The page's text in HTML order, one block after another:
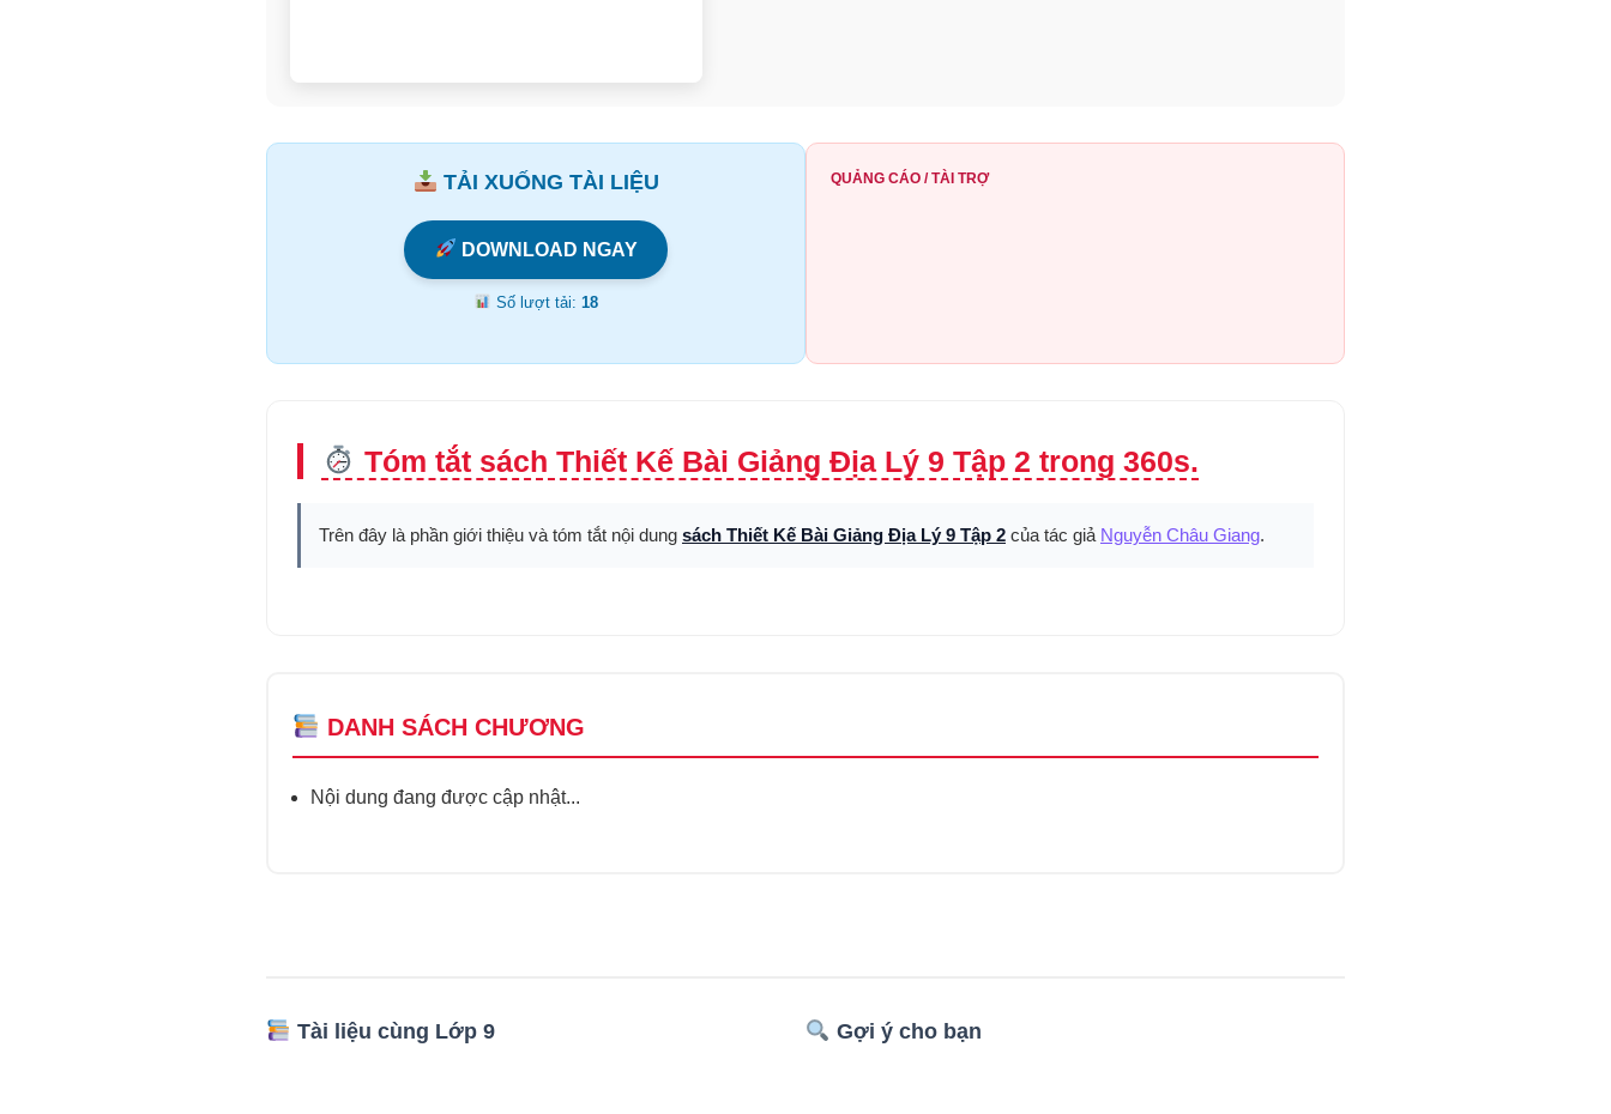
TẢI XUỐNG TÀI LIỆU
DOWNLOAD NGAY
Số lượt tải: 18
QUẢNG CÁO / TÀI TRỢ
Tóm tắt sách Thiết Kế Bài Giảng Địa Lý 9 Tập 2 trong 360s.
Trên đây là phần giới thiệu và tóm tắt nội dung sách Thiết Kế Bài Giảng Địa Lý 9 Tập 2 của tác giả Nguyễn Châu Giang.
DANH SÁCH CHƯƠNG
Nội dung đang được cập nhật...
Tài liệu cùng Lớp 9 Gợi ý cho bạn